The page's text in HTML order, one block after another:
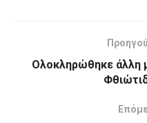
Ολοκληρώθηκε άλλη